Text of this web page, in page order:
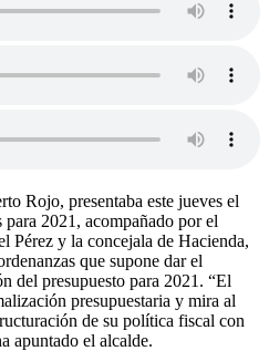
Rojo, presentaba este jueves el
2021, acompañado por el
Pérez y la concejala de Hacienda,
que supone dar el
del presupuesto para 2021. “El
presupuestaria y mira al
de su política fiscal con
apuntado el alcalde.